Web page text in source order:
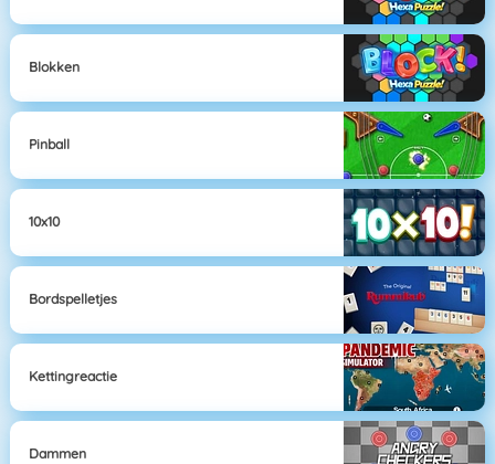
Blokken
Pinball
10x10
Bordspelletjes
Kettingreactie
Dammen